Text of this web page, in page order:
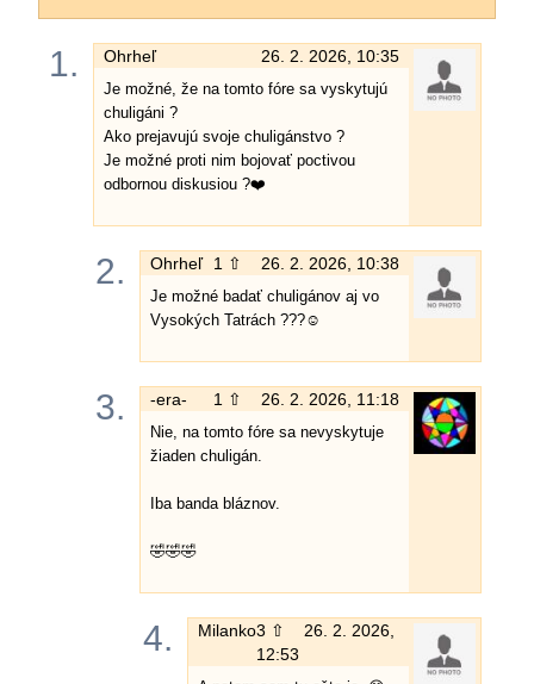
1. Ohrheľ 26. 2. 2026, 10:35
Je možné, že na tomto fóre sa vyskytujú
chuligáni ?
Ako prejavujú svoje chuligánstvo ?
Je možné proti nim bojovať poctivou
odbornou diskusiou ?❤️
2. Ohrheľ 1 ⇧ 26. 2. 2026, 10:38
Je možné badať chuligánov aj vo
Vysokých Tatrách ???☺️
3. -era- 1 ⇧ 26. 2. 2026, 11:18
Nie, na tomto fóre sa nevyskytuje
žiaden chuligán.
Iba banda bláznov.
🤣🤣🤣
4. Milanko3 ⇧
26. 2. 2026,
12:53